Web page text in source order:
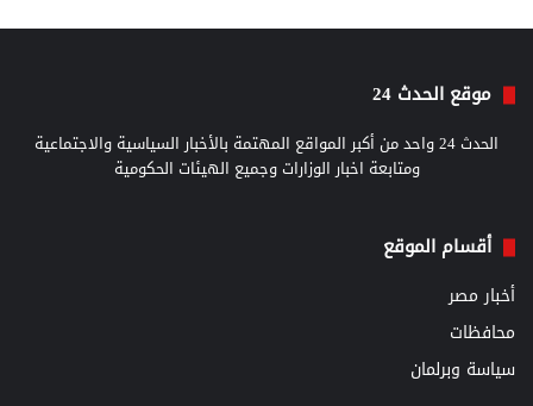
موقع الحدث 24
الحدث 24 واحد من أكبر المواقع المهتمة بالأخبار السياسية والاجتماعية
ومتابعة اخبار الوزارات وجميع الهيئات الحكومية
أقسام الموقع
أخبار مصر
محافظات
سياسة وبرلمان